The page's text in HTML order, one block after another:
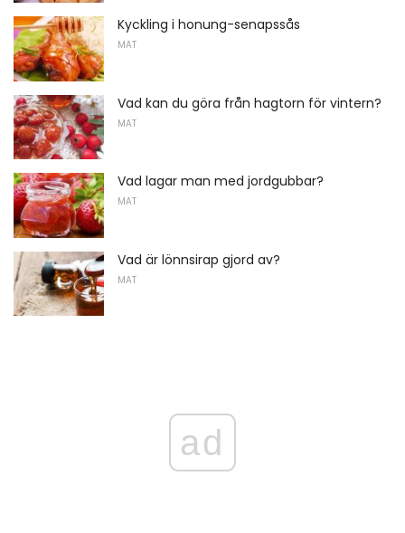
Kyckling i honung-senapssås
MAT
Vad kan du göra från hagtorn för vintern?
MAT
Vad lagar man med jordgubbar?
MAT
Vad är lönnsirap gjord av?
MAT
ad